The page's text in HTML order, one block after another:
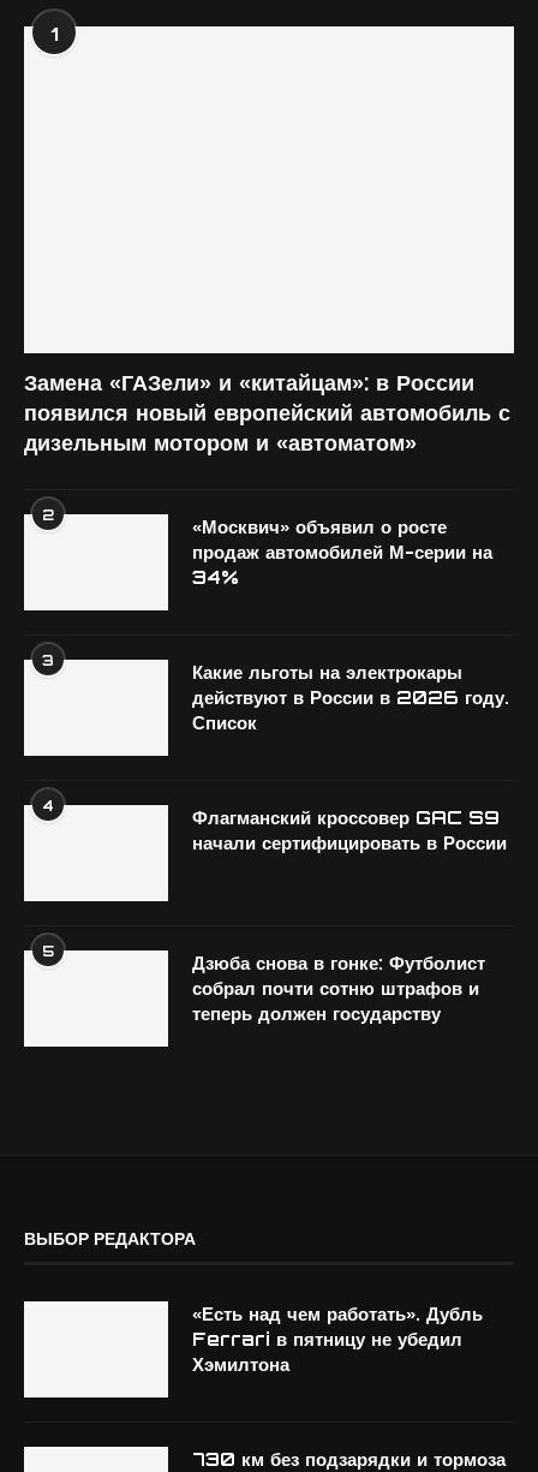
1
Замена «ГАЗели» и «китайцам»: в России
появился новый европейский автомобиль с
дизельным мотором и «автоматом»
2
«Москвич» объявил о росте
продаж автомобилей М-серии на
34%
3
Какие льготы на электрокары
действуют в России в 2026 году.
Список
4
Флагманский кроссовер GAC S9
начали сертифицировать в России
5
Дзюба снова в гонке: Футболист
собрал почти сотню штрафов и
теперь должен государству
ВЫБОР РЕДАКТОРА
«Есть над чем работать». Дубль
Ferrari в пятницу не убедил
Хэмилтона
730 км без подзарядки и тормоза